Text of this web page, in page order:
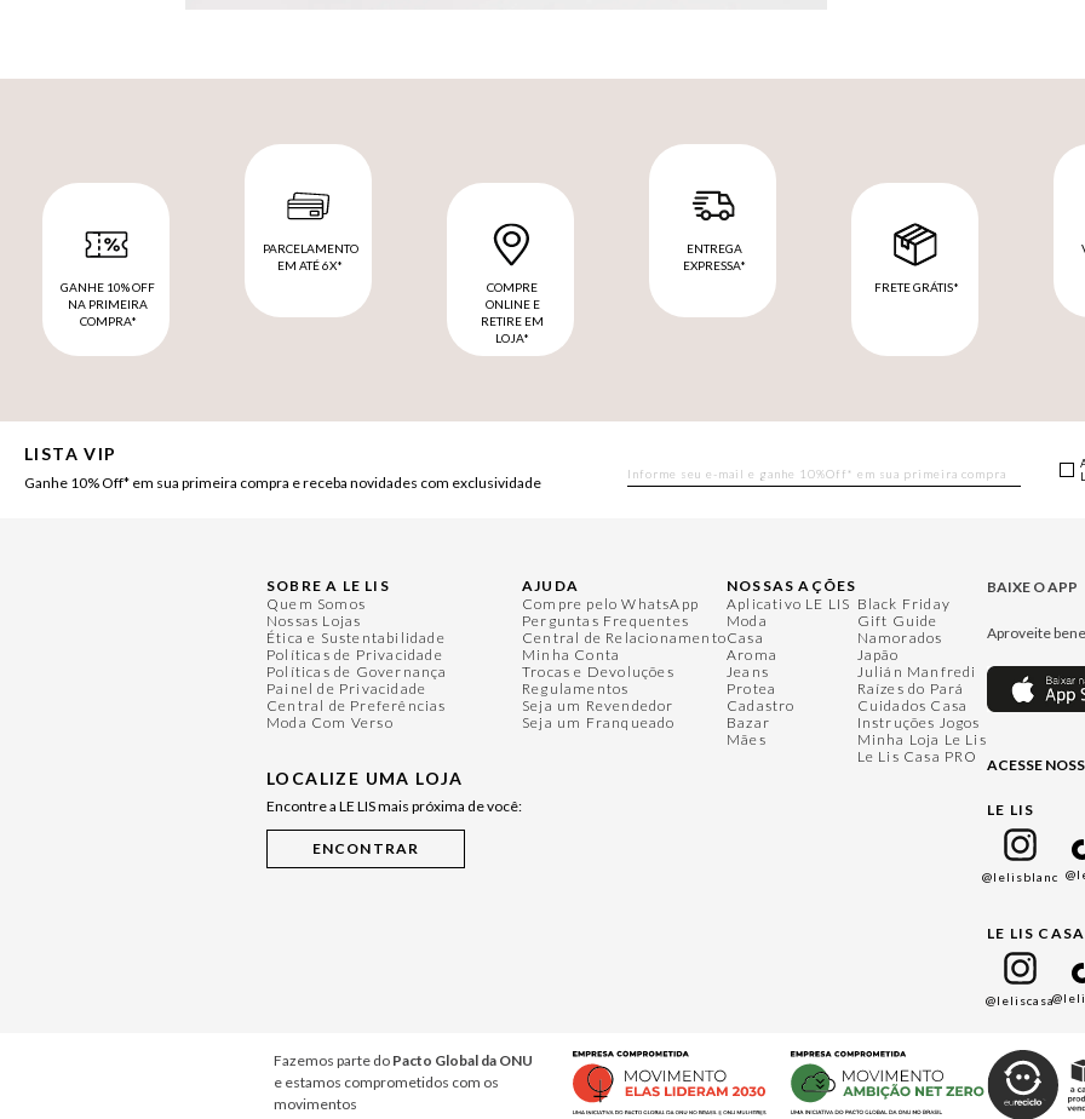
GANHE 10% OFF
NA PRIMEIRA
COMPRA*
PARCELAMENTO
EM ATÉ 6X*
COMPRE
ONLINE E
RETIRE EM
LOJA*
ENTREGA
EXPRESSA*
FRETE GRÁTIS*
LISTA VIP
Ganhe 10% Off* em sua primeira compra e receba novidades com exclusividade
SOBRE A LE LIS
Quem Somos
Nossas Lojas
Ética e Sustentabilidade
Políticas de Privacidade
Políticas de Governança
Painel de Privacidade
Central de Preferências
Moda Com Verso
LOCALIZE UMA LOJA
Encontre a LE LIS mais próxima de você:
AJUDA
Compre pelo WhatsApp
Perguntas Frequentes
Central de Relacionamento
Minha Conta
Trocas e Devoluções
Regulamentos
Seja um Revendedor
Seja um Franqueado
NOSSAS AÇÕES
Aplicativo LE LIS
Moda
Casa
Aroma
Jeans
Protea
Cadastro
Bazar
Mães
Black Friday
Gift Guide
Namorados
Japão
Julián Manfredi
Raízes do Pará
Cuidados Casa
Instruções Jogos
Minha Loja Le Lis
Le Lis Casa PRO
BAIXE O APP
Aproveite
ACESSE
LE LIS
@lelisblanc
LE LIS CASA
@leliscasa
Fazemos parte do Pacto Global da ONU
e estamos comprometidos com os
movimentos